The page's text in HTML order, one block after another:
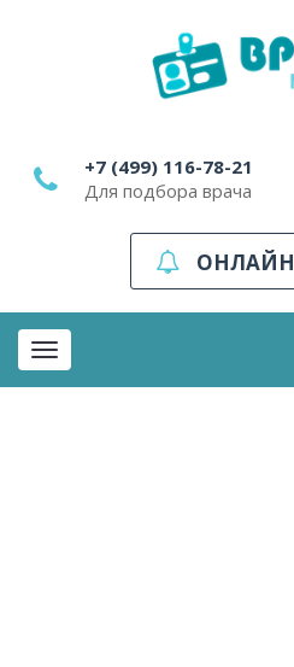
+7 (499) 116-78-21
Для подбора врача
ОНЛАЙН
Toggle
navigation